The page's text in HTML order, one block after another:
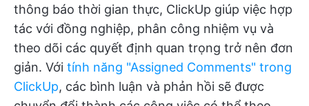
thông báo thời gian thực, ClickUp giúp việc hợp
tác với đồng nghiệp, phân công nhiệm vụ và
theo dõi các quyết định quan trọng trở nên đơn
giản. Với tính năng "Assigned Comments" trong
ClickUp, các bình luận và phản hồi sẽ được